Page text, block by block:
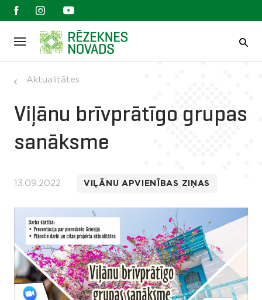
Aktualitātes
Viļānu brīvprātīgo grupas
sanāksme
13.09.2022 VIĻĀNU APVIENĪBAS ZIŅAS